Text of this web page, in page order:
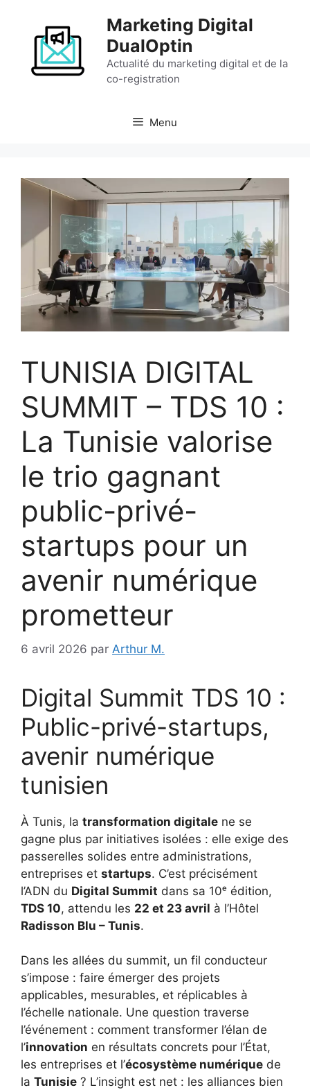
contenu
Marketing Digital
DualOptin
Actualité du marketing digital et de la
co-registration
Menu
TUNISIA DIGITAL
SUMMIT – TDS 10 :
La Tunisie valorise
le trio gagnant
public-privé-
startups pour un
avenir numérique
prometteur
6 avril 2026 par Arthur M.
Digital Summit TDS 10 :
Public-privé-startups,
avenir numérique
tunisien
À Tunis, la transformation digitale ne se
gagne plus par initiatives isolées : elle exige des
passerelles solides entre administrations,
entreprises et startups. C’est précisément
l’ADN du Digital Summit dans sa 10ᵉ édition,
TDS 10, attendu les 22 et 23 avril à l’Hôtel
Radisson Blu – Tunis.
Dans les allées du summit, un fil conducteur
s’impose : faire émerger des projets
applicables, mesurables, et réplicables à
l’échelle nationale. Une question traverse
l’événement : comment transformer l’élan de
l’innovation en résultats concrets pour l’État,
les entreprises et l’écosystème numérique de
la Tunisie ? L’insight est net : les alliances bien